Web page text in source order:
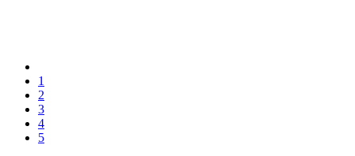
1
2
3
4
5